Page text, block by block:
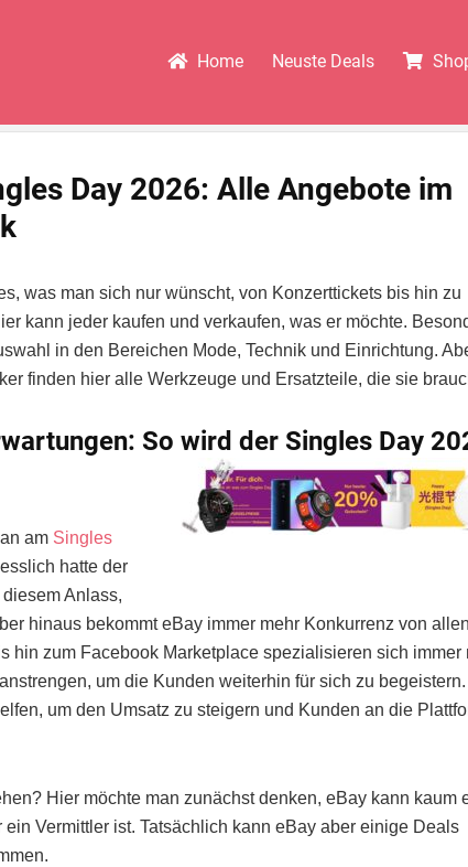
Home Neuste Deals
Day 2026: Alle Angebote im
was man sich nur wünscht, von Konzerttickets bis hin zu
kann jeder kaufen und verkaufen, was er möchte.
in den Bereichen Mode, Technik und Einrichtung.
finden hier alle Werkzeuge und Ersatzteile, die sie
So wird der Singles Day
am Singles
hatte der
Anlass,
hinaus bekommt eBay immer mehr Konkurrenz von allen
hin zum Facebook Marketplace spezialisieren sich immer
um die Kunden weiterhin für sich zu begeistern.
um den Umsatz zu steigern und Kunden an die
Hier möchte man zunächst denken, eBay kann kaum
Vermittler ist. Tatsächlich kann eBay aber einige Deals